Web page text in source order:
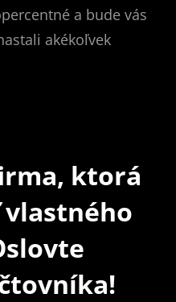
a bude vás
akékoľvek
ktorá